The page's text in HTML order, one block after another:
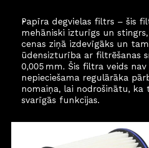
Papīra degvielas filtrs – šis
mehāniski izturīgs un
cenas ziņā izdevīgāks un
ūdensizturība ar filtrēšanas
0,005 mm. Šis filtra veids
nepieciešama regulārāka
nomaiņa, lai nodrošinātu, ka
svarīgās funkcijas.